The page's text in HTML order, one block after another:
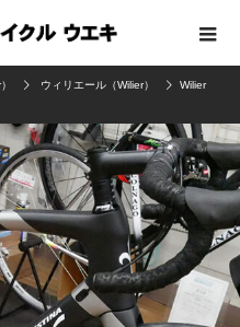
ウィリエール（Wilier）
Wilier